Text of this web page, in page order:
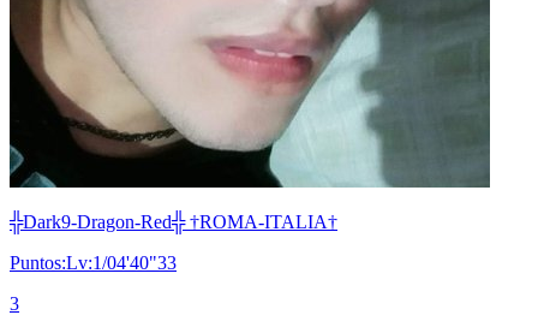
╬Dark9-Dragon-Red╬ †ROMA-ITALIA†
Puntos:Lv:1/04'40"33
3